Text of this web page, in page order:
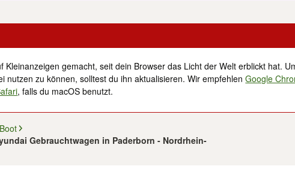
Kleinanzeigen gemacht, seit dein Browser das Licht der Welt erblickt hat.
nutzen zu können, solltest du ihn aktualisieren. Wir empfehlenGoogle
, falls du macOS benutzt.
Gebrauchtwagen in Paderborn - Nordrhein-